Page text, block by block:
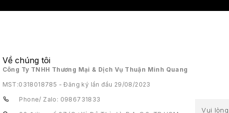
Về chúng tôi
Công Ty TNHH Thương Mại & Dịch Vụ Thuận Minh Quang
MST:0318018785 - Đăng ký lần đầu 29/08/2023
Phone/ Zalo: 0986731833